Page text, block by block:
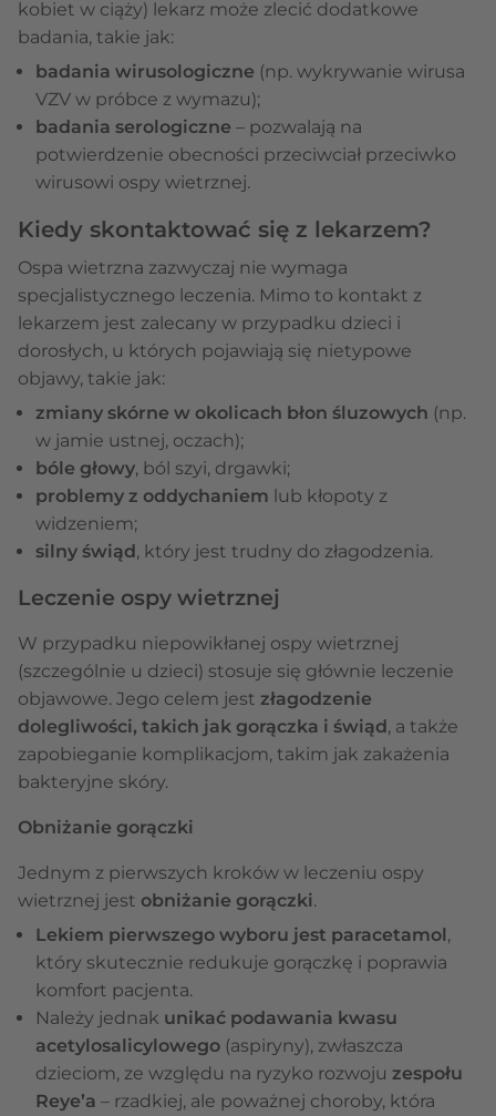
kobiet w ciąży) lekarz może zlecić dodatkowe
badania, takie jak:
badania wirusologiczne (np. wykrywanie wirusa
VZV w próbce z wymazu);
badania serologiczne – pozwalają na
potwierdzenie obecności przeciwciał przeciwko
wirusowi ospy wietrznej.
Kiedy skontaktować się z lekarzem?
Ospa wietrzna zazwyczaj nie wymaga
specjalistycznego leczenia. Mimo to kontakt z
lekarzem jest zalecany w przypadku dzieci i
dorosłych, u których pojawiają się nietypowe
objawy, takie jak:
zmiany skórne w okolicach błon śluzowych (np.
w jamie ustnej, oczach);
bóle głowy, ból szyi, drgawki;
problemy z oddychaniem lub kłopoty z
widzeniem;
silny świąd, który jest trudny do złagodzenia.
Leczenie ospy wietrznej
W przypadku niepowikłanej ospy wietrznej
(szczególnie u dzieci) stosuje się głównie leczenie
objawowe. Jego celem jest złagodzenie
dolegliwości, takich jak gorączka i świąd, a także
zapobieganie komplikacjom, takim jak zakażenia
bakteryjne skóry.
Obniżanie gorączki
Jednym z pierwszych kroków w leczeniu ospy
wietrznej jest obniżanie gorączki.
Lekiem pierwszego wyboru jest paracetamol,
który skutecznie redukuje gorączkę i poprawia
komfort pacjenta.
Należy jednak unikać podawania kwasu
acetylosalicylowego (aspiryny), zwłaszcza
dzieciom, ze względu na ryzyko rozwoju zespołu
Reye’a – rzadkiej, ale poważnej choroby, która